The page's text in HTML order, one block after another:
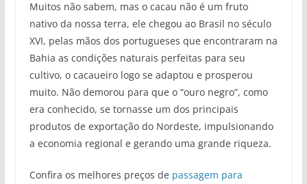
Muitos não sabem, mas o cacau não é um fruto
nativo da nossa terra, ele chegou ao Brasil no século
XVI, pelas mãos dos portugueses que encontraram na
Bahia as condições naturais perfeitas para seu
cultivo, o cacaueiro logo se adaptou e prosperou
muito. Não demorou para que o “ouro negro”, como
era conhecido, se tornasse um dos principais
produtos de exportação do Nordeste, impulsionando
a economia regional e gerando uma grande riqueza.
Confira os melhores preços de passagem para